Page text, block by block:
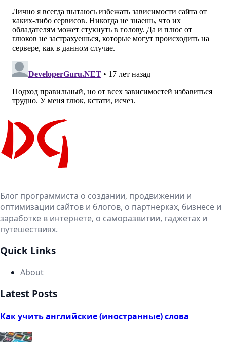
Блог программиста о создании, продвижении и
оптимизации сайтов и блогов, о партнерках, бизнесе и
заработке в интернете, о саморазвитии, гаджетах и
путешествиях.
Quick Links
About
Latest Posts
Как учить английские (иностранные) слова